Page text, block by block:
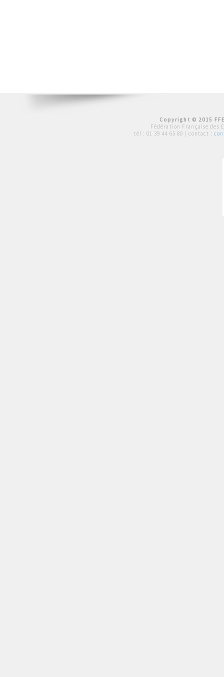
Copyright © 2015
Fédération Française des
tél : 01 39 44 65 80 | contact :